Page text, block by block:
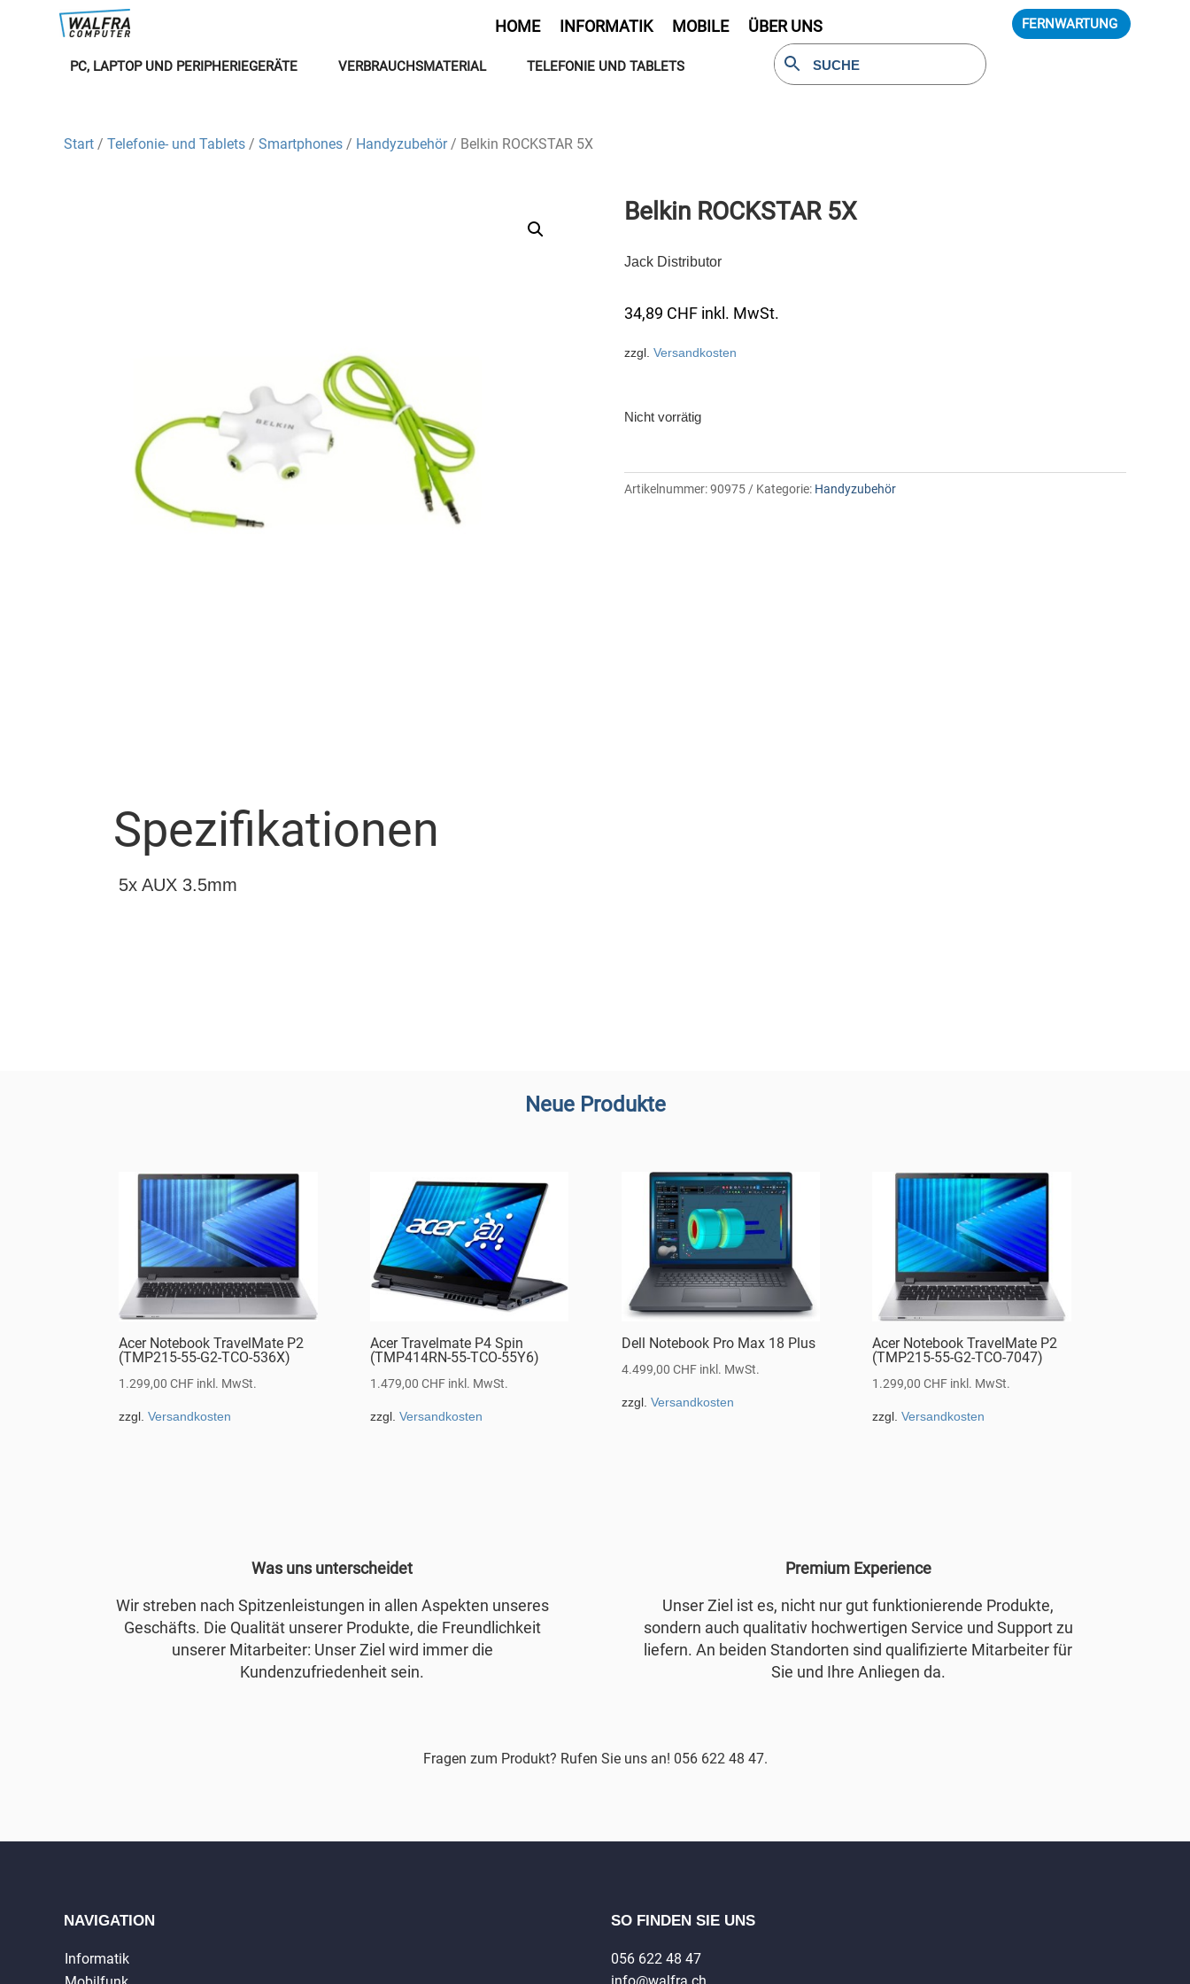
HOME INFORMATIK MOBILE ÜBER UNS FERNWARTUNG
PC, LAPTOP UND PERIPHERIEGERÄTE VERBRAUCHSMATERIAL TELEFONIE UND TABLETS
Start / Telefonie- und Tablets / Smartphones / Handyzubehör/ Belkin ROCKSTAR 5X
Belkin ROCKSTAR 5X
Jack Distributor
34,89 CHF inkl. MwSt.
zzgl. Versandkosten
Nicht vorrätig
Artikelnummer:90975 Kategorie: Handyzubehör
Spezifikationen
5x AUX 3.5mm
Neue Produkte
Acer Notebook TravelMate P2
(TMP215-55-G2-TCO-536X)
1.299,00CHF inkl. MwSt.
zzgl.Versandkosten
Acer Travelmate P4 Spin
(TMP414RN-55-TCO-55Y6)
1.479,00 CHF inkl. MwSt.
zzgl. Versandkosten
Dell Notebook Pro Max 18 Plus
4.499,00 CHF inkl. MwSt.
zzgl. Versandkosten
Acer Notebook TravelMate P2
(TMP215-55-G2-TCO-7047)
1.299,00CHF inkl. MwSt.
zzgl.Versandkosten
Was uns unterscheidet
Wir streben nach Spitzenleistungen in allen Aspekten unseres
Geschäfts. Die Qualität unserer Produkte, die Freundlichkeit
unserer Mitarbeiter: Unser Ziel wird immer die
Kundenzufriedenheit sein.
Premium Experience
Unser Ziel ist es, nicht nur gut funktionierende Produkte,
sondern auch qualitativ hochwertigen Service und Support zu
liefern. An beiden Standorten sind qualifizierte Mitarbeiter für
Sie und Ihre Anliegen da.
Fragen zum Produkt? Rufen Sie uns an! 056 622 48 47.
NAVIGATION
Informatik
SO FINDEN SIE UNS
056 622 48 47